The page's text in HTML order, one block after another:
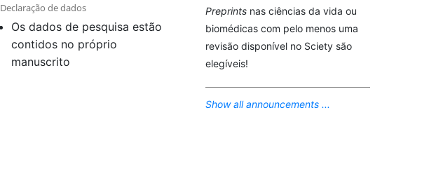
Declaração de dados
Os dados de pesquisa estão
contidos no próprio
manuscrito
Preprintsnas ciências da vida ou
biomédicas com pelo menos uma
revisão disponível no Sciety são
elegíveis!
Show all announcements ...